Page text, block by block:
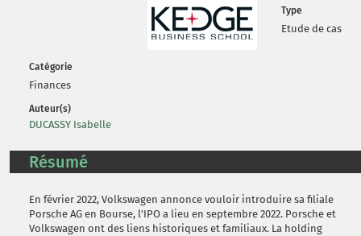
Type
Etude de cas
Catégorie
Finances
Auteur(s)
DUCASSY Isabelle
Résumé
En février 2022, Volkswagen annonce vouloir introduire sa filiale
Porsche AG en Bourse, l'IPO a lieu en septembre 2022. Porsche et
Volkswagen ont des liens historiques et familiaux. La holding